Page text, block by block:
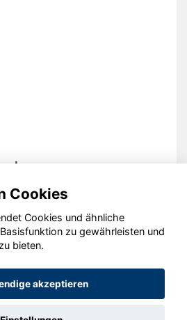
GmbH 2020 - 2026
Cookies
Cookies und ähnliche
zu gewährleisten und
bieten.
akzeptieren